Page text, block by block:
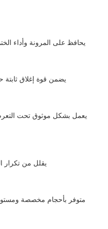
يحافظ على المرونة وأداء
يضمن قوة إغلاق
يعمل بشكل موثوق تحت
يقلل من تكرار
متوفر بأحجام مخصصة